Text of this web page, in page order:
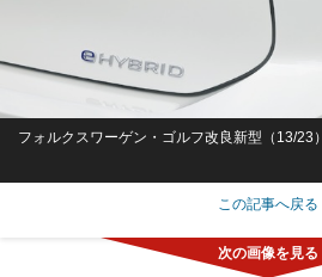
フォルクスワーゲン・ゴルフ改良新型（13/23）
この記事へ戻る